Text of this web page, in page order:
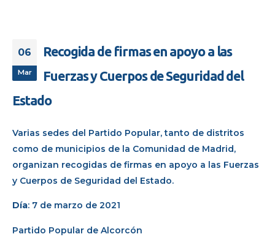
06
Mar
Recogida de firmas en apoyo a las
Fuerzas y Cuerpos de Seguridad del
Estado
Varias sedes del Partido Popular, tanto de distritos
como de municipios de la Comunidad de Madrid,
organizan recogidas de firmas en apoyo a las Fuerzas
y Cuerpos de Seguridad del Estado.
Día: 7 de marzo de 2021
Partido Popular de Alcorcón